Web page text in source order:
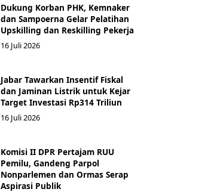
Dukung Korban PHK, Kemnaker
dan Sampoerna Gelar Pelatihan
Upskilling dan Reskilling Pekerja
16 Juli 2026
Jabar Tawarkan Insentif Fiskal
dan Jaminan Listrik untuk Kejar
Target Investasi Rp314 Triliun
16 Juli 2026
Komisi II DPR Pertajam RUU
Pemilu, Gandeng Parpol
Nonparlemen dan Ormas Serap
Aspirasi Publik